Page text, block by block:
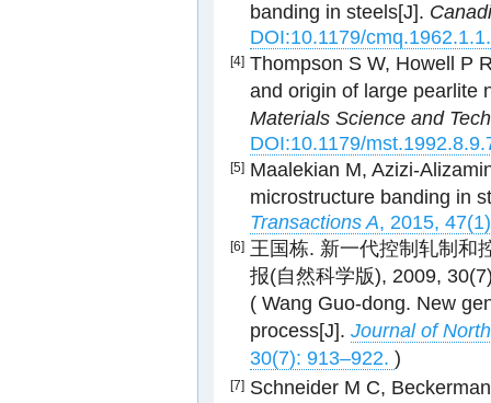
banding in steels[J].
DOI:10.1179/
[4] Thompson S W, Howell P
and origin of large pearlite
Materials Science and
DOI:10.1179/
[5] Maalekian M, Azizi-
microstructure banding in
Transactions A, 2015,
[6] 王国栋. 新一代控制轧制和
报(自然科学版), 2009,
( Wang Guo-dong. New
process[J]. Journal of
30(7): 913–922. )
[7] Schneider M C,